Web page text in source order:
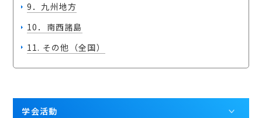
9．九州地方
10．南西諸島
11. その他（全国）
学会活動